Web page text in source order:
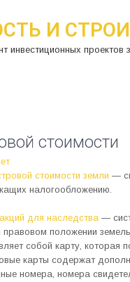
И
инвестиционных
стоимости
стоимости земли —
налогообложению.
для наследства —
положении
собой карту, которая
карты содержат
номера, номера